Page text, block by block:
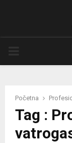
Početna
Tag :